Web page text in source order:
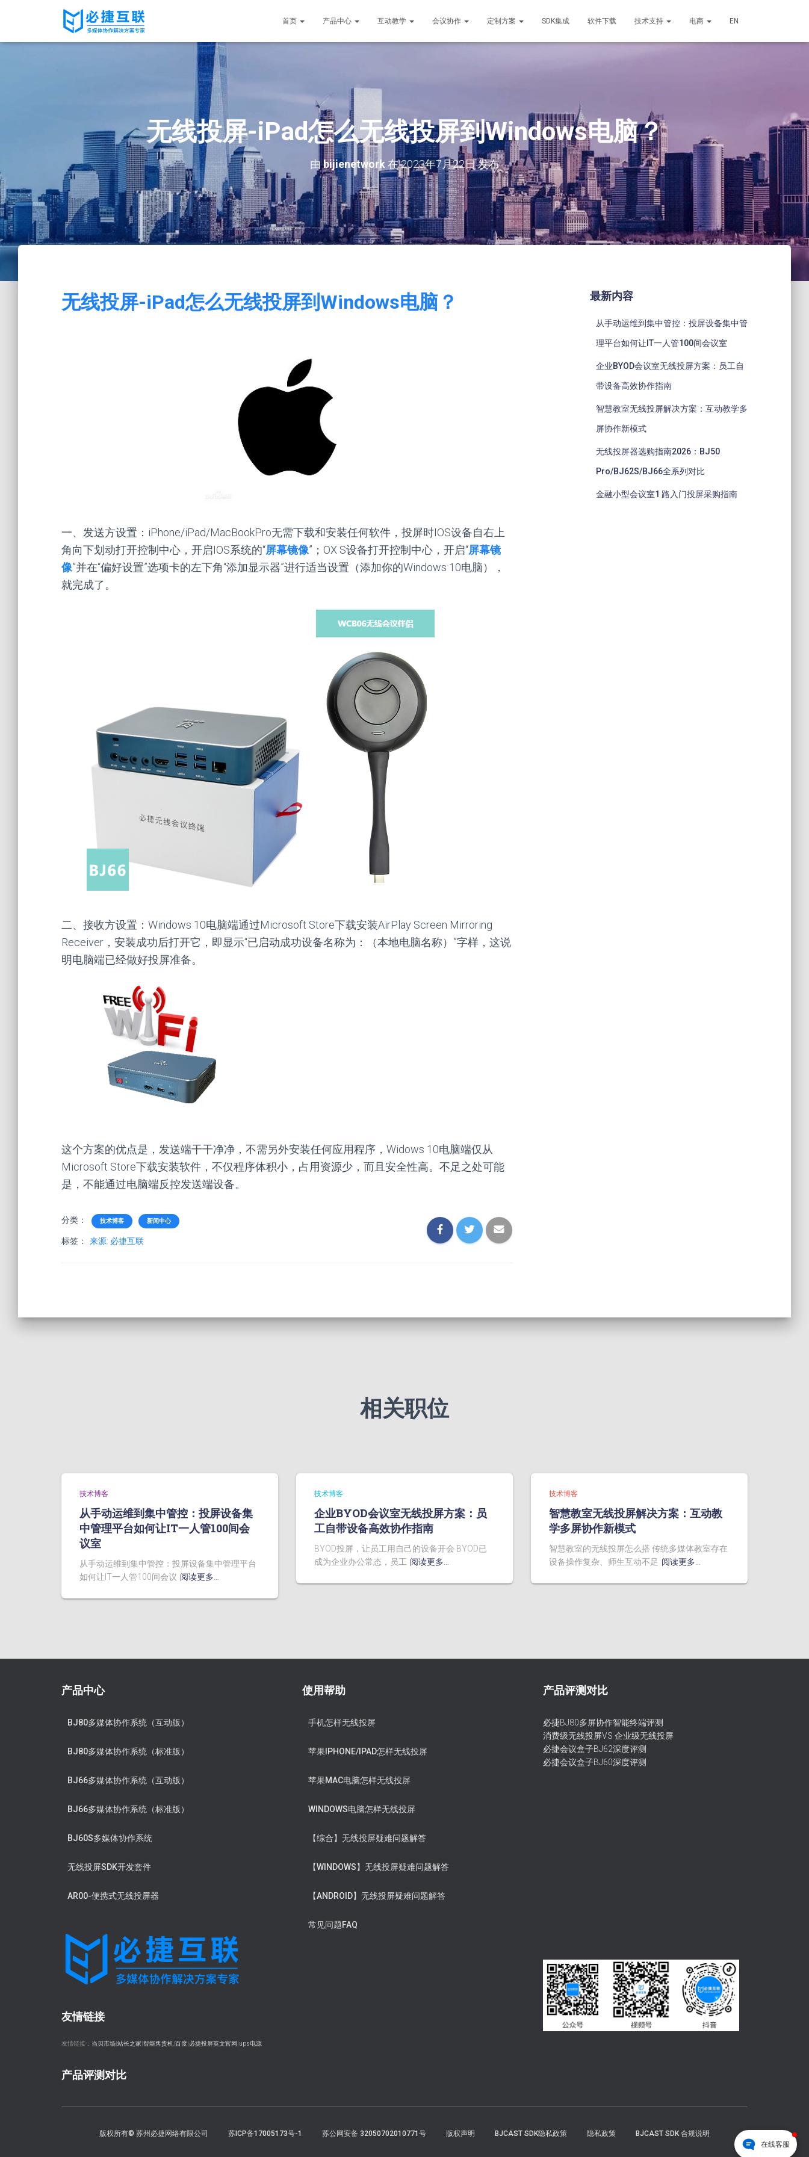
首页 产品中心 互动教学 会议协作 定制方案 SDK集成 软件下载 技术支持 电商 EN
无线投屏-iPad怎么无线投屏到Windows电脑？
由bijienetwork 在2023年7月22日发布
无线投屏-iPad怎么无线投屏到Windows电脑？
一、发送方设置：iPhone/iPad/MacBookPro无需下载和安装任何软件，投屏时IOS设备自右上
角向下划动打开控制中心，开启IOS系统的“屏幕镜像”；OX S设备打开控制中心，开启“屏幕镜
像”并在“偏好设置”选项卡的左下角“添加显示器”进行适当设置（添加你的Windows 10电脑），
就完成了。
二、接收方设置：Windows 10电脑端通过Microsoft Store下载安装AirPlay Screen Mirroring
Receiver，安装成功后打开它，即显示“已启动成功设备名称为：（本地电脑名称）”字样，这说
明电脑端已经做好投屏准备。
这个方案的优点是，发送端干干净净，不需另外安装任何应用程序，Widows 10电脑端仅从
Microsoft Store下载安装软件，不仅程序体积小，占用资源少，而且安全性高。不足之处可能
是，不能通过电脑端反控发送端设备。
分类： 技术博客 新闻中心
标签： 来源: 必捷互联
最新内容
从手动运维到集中管控：投屏设备集中管
理平台如何让IT一人管100间会议室
企业BYOD会议室无线投屏方案：员工自
带设备高效协作指南
智慧教室无线投屏解决方案：互动教学多
屏协作新模式
无线投屏器选购指南2026：BJ50
Pro/BJ62S/BJ66全系列对比
金融小型会议室1 路入门投屏采购指南
相关职位
技术博客
从手动运维到集中管控：投屏设备集
中管理平台如何让IT一人管100间会
议室
从手动运维到集中管控：投屏设备集中管理平台
如何让IT一人管100间会议 阅读更多…
技术博客
企业BYOD会议室无线投屏方案：员
工自带设备高效协作指南
BYOD投屏，让员工用自己的设备开会 BYOD已
成为企业办公常态，员工 阅读更多…
技术博客
智慧教室无线投屏解决方案：互动教
学多屏协作新模式
智慧教室的无线投屏怎么搭 传统多媒体教室存在
设备操作复杂、师生互动不足 阅读更多…
产品中心
BJ80多媒体协作系统（互动版）
BJ80多媒体协作系统（标准版）
BJ66多媒体协作系统（互动版）
BJ66多媒体协作系统（标准版）
BJ60S多媒体协作系统
无线投屏SDK开发套件
AR00-便携式无线投屏器
友情链接
友情链接： 当贝市场 站长之家 智能售货机 百度 必捷投屏英文官网 ups电源
产品评测对比
使用帮助
手机怎样无线投屏
苹果IPHONE/IPAD怎样无线投屏
苹果MAC电脑怎样无线投屏
WINDOWS电脑怎样无线投屏
【综合】无线投屏疑难问题解答
【WINDOWS】无线投屏疑难问题解答
【ANDROID】无线投屏疑难问题解答
常见问题FAQ
产品评测对比
必捷BJ80多屏协作智能终端评测
消费级无线投屏VS 企业级无线投屏
必捷会议盒子BJ62深度评测
必捷会议盒子BJ60深度评测
版权所有© 苏州必捷网络有限公司 苏ICP备17005173号-1 苏公网安备 32050702010771号 版权声明 BJCAST SDK隐私政策 隐私政策
BJCAST SDK 合规说明
在线客服